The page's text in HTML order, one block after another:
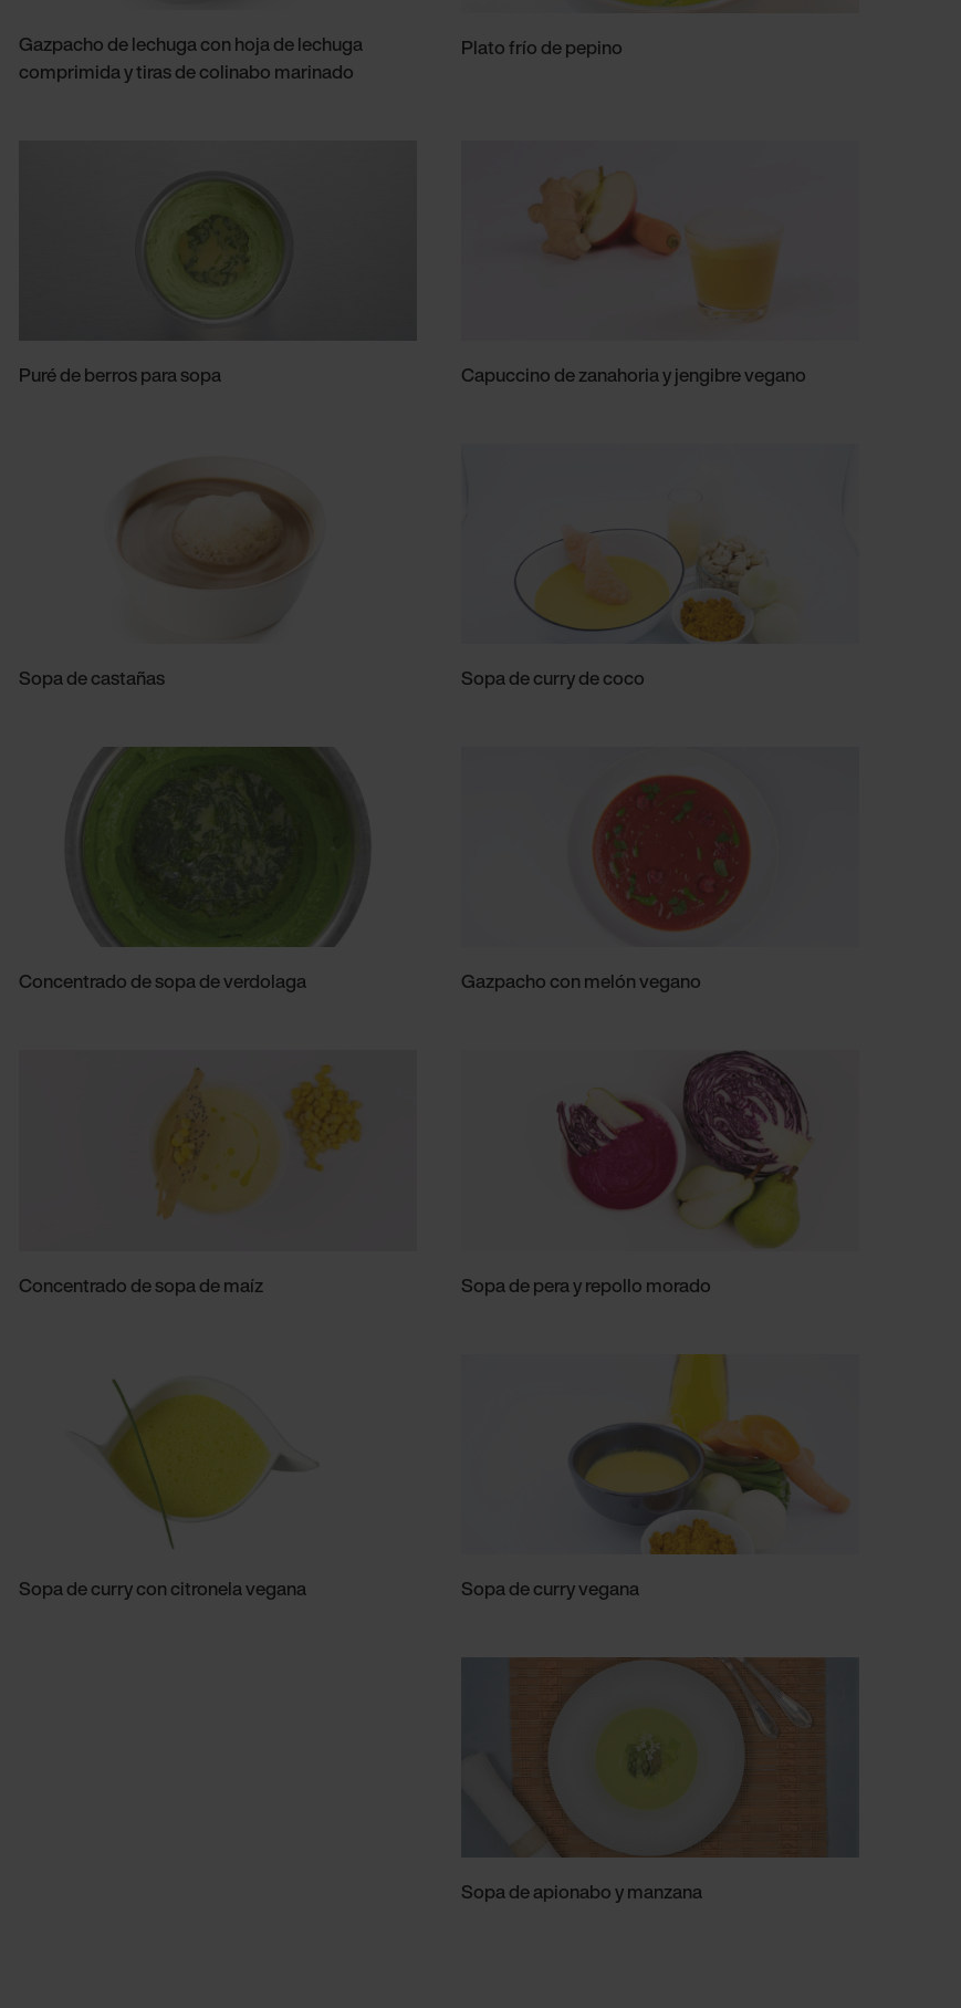
Gazpacho de lechuga con hoja de lechuga
comprimida y tiras de colinabo marinado
Plato frío de pepino
Puré de berros para sopa Capuccino de zanahoria y jengibre vegano
Sopa de castañas Sopa de curry de coco
Concentrado de sopa de verdolaga Gazpacho con melón vegano
Concentrado de sopa de maíz Sopa de pera y repollo morado
Sopa de curry con citronela vegana Sopa de curry vegana
Sopa de apionabo y manzana